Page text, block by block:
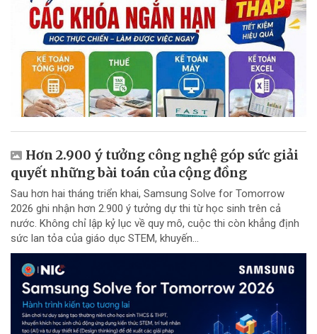
Hơn 2.900 ý tưởng công nghệ góp sức giải
quyết những bài toán của cộng đồng
Sau hơn hai tháng triển khai, Samsung Solve for Tomorrow
2026 ghi nhận hơn 2.900 ý tưởng dự thi từ học sinh trên cả
nước. Không chỉ lập kỷ lục về quy mô, cuộc thi còn khẳng định
sức lan tỏa của giáo dục STEM, khuyến...